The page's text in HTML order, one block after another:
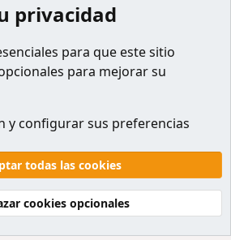
Español
y reglas
Politicas de privacidad
® © 2010-2026 XenForo Ltd.
privacidad
para que este sitio
para mejorar su
y configurar sus preferencias
todas las cookies
cookies opcionales